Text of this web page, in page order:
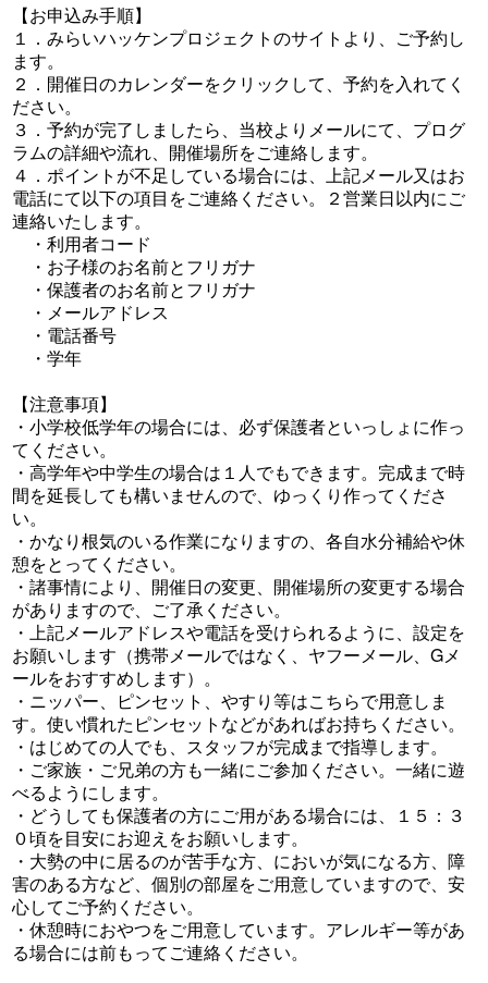
【お申込み手順】
１．みらいハッケンプロジェクトのサイトより、ご予約し
ます。
２．開催日のカレンダーをクリックして、予約を入れてく
ださい。
３．予約が完了しましたら、当校よりメールにて、プログ
ラムの詳細や流れ、開催場所をご連絡します。
４．ポイントが不足している場合には、上記メール又はお
電話にて以下の項目をご連絡ください。２営業日以内にご
連絡いたします。
・利用者コード
・お子様のお名前とフリガナ
・保護者のお名前とフリガナ
・メールアドレス
・電話番号
・学年
【注意事項】
・小学校低学年の場合には、必ず保護者といっしょに作っ
てください。
・高学年や中学生の場合は１人でもできます。完成まで時
間を延長しても構いませんので、ゆっくり作ってくださ
い。
・かなり根気のいる作業になりますの、各自水分補給や休
憩をとってください。
・諸事情により、開催日の変更、開催場所の変更する場合
がありますので、ご了承ください。
・上記メールアドレスや電話を受けられるように、設定を
お願いします（携帯メールではなく、ヤフーメール、Gメ
ールをおすすめします）。
・ニッパー、ピンセット、やすり等はこちらで用意しま
す。使い慣れたピンセットなどがあればお持ちください。
・はじめての人でも、スタッフが完成まで指導します。
・ご家族・ご兄弟の方も一緒にご参加ください。一緒に遊
べるようにします。
・どうしても保護者の方にご用がある場合には、１５：３
０頃を目安にお迎えをお願いします。
・大勢の中に居るのが苦手な方、においが気になる方、障
害のある方など、個別の部屋をご用意していますので、安
心してご予約ください。
・休憩時におやつをご用意しています。アレルギー等があ
る場合には前もってご連絡ください。